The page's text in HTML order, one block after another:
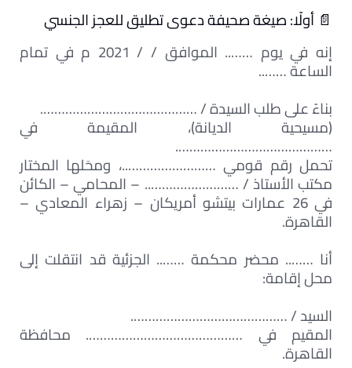
📄 أولًا: صيغة صحيفة دعوى تطليق للعجز الجنسي
إنه في يوم …….. الموافق / / 2021 م في تمام
الساعة ……..
بناءً على طلب السيدة / …………………………………….
(مسيحية الديانة)، المقيمة في
…………………………………….
تحمل رقم قومي ……………………..، ومحَلها المختار
مكتب الأستاذ / …………………….. – المحامي – الكائن
في 26 عمارات بيتشو أمريكان – زهراء المعادي –
القاهرة.
أنا …….. محضر محكمة …….. الجزئية قد انتقلت إلى
محل إقامة:
السيد / …………………………………….
المقيم في ……………………………………. محافظة
القاهرة.